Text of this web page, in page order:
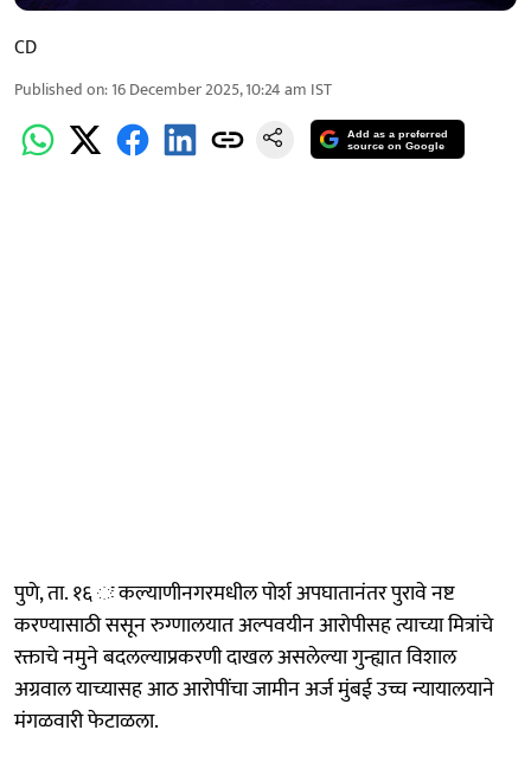
CD
Published on:16 December 2025, 10:24 am IST
Add as a preferred
source on Google
पुणे, ता. १६ ः कल्याणीनगरमधील पोर्श अपघातानंतर पुरावे नष्ट
करण्यासाठी ससून रुग्णालयात अल्पवयीन आरोपीसह त्याच्या मित्रांचे
रक्ताचे नमुने बदलल्याप्रकरणी दाखल असलेल्या गुन्ह्यात विशाल
अग्रवाल याच्यासह आठ आरोपींचा जामीन अर्ज मुंबई उच्च न्यायालयाने
मंगळवारी फेटाळला.